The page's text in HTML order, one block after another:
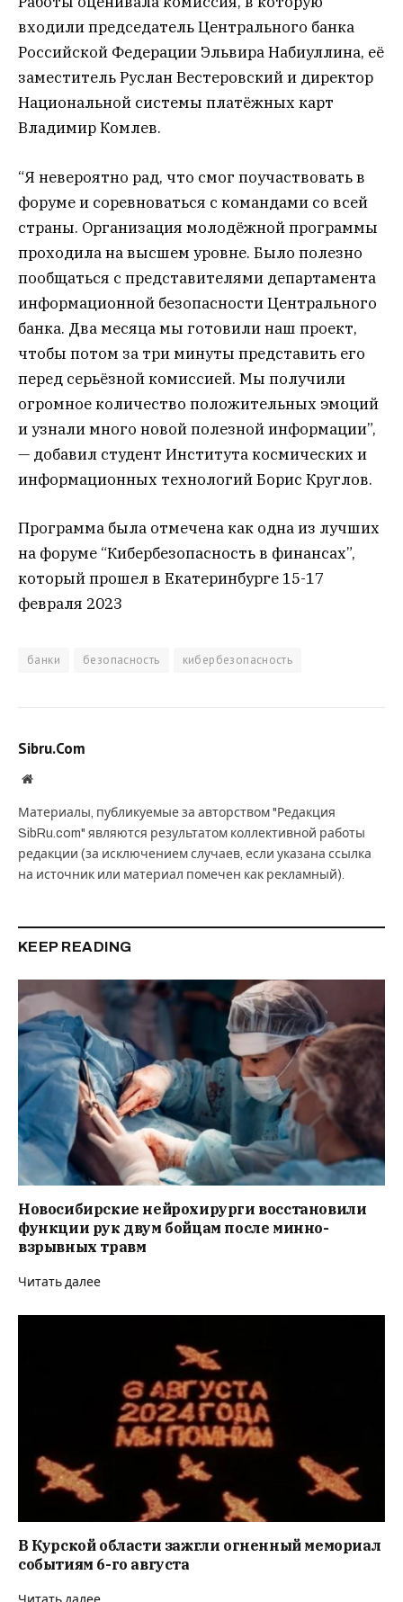
входили председатель Центрального банка
Российской Федерации Эльвира Набиуллина, её
заместитель Руслан Вестеровский и директор
Национальной системы платёжных карт
Владимир Комлев.
“Я невероятно рад, что смог поучаствовать в
форуме и соревноваться с командами со всей
страны. Организация молодёжной программы
проходила на высшем уровне. Было полезно
пообщаться с представителями департамента
информационной безопасности Центрального
банка. Два месяца мы готовили наш проект,
чтобы потом за три минуты представить его
перед серьёзной комиссией. Мы получили
огромное количество положительных эмоций
и узнали много новой полезной информации”,
— добавил студент Института космических и
информационных технологий Борис Круглов.
Программа была отмечена как одна из лучших
на форуме “Кибербезопасность в финансах”,
который прошел в Екатеринбурге 15-17
февраля 2023
банки безопасность кибербезопасность
Sibru.Com
Website
Материалы, публикуемые за авторством "Редакция
SibRu.com" являются результатом коллективной работы
редакции (за исключением случаев, если указана ссылка
на источник или материал помечен как рекламный).
KEEP READING
Новосибирские нейрохирурги восстановили
функции рук двум бойцам после минно-
взрывных травм
Читать далее
В Курской области зажгли огненный мемориал
событиям 6-го августа